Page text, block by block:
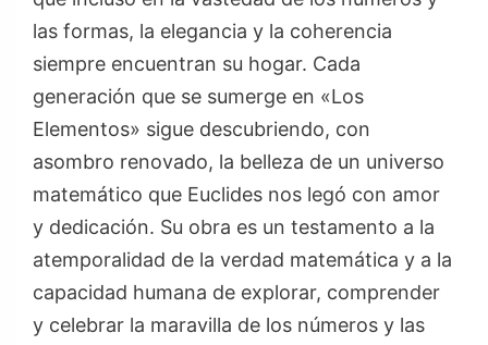
las formas, la elegancia y la coherencia
siempre encuentran su hogar. Cada
generación que se sumerge en «Los
Elementos» sigue descubriendo, con
asombro renovado, la belleza de un universo
matemático que Euclides nos legó con amor
y dedicación. Su obra es un testamento a la
atemporalidad de la verdad matemática y a la
capacidad humana de explorar, comprender
y celebrar la maravilla de los números y las